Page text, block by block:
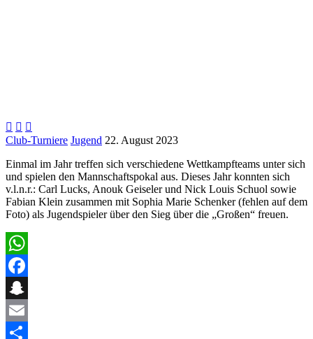
  
Club-Turniere Jugend 22. August 2023
Einmal im Jahr treffen sich verschiedene Wettkampfteams unter sich
und spielen den Mannschaftspokal aus. Dieses Jahr konnten sich
v.l.n.r.: Carl Lucks, Anouk Geiseler und Nick Louis Schuol sowie
Fabian Klein zusammen mit Sophia Marie Schenker (fehlen auf dem
Foto) als Jugendspieler über den Sieg über die „Großen“ freuen.
WhatsApp
Facebook
Snapchat
Email